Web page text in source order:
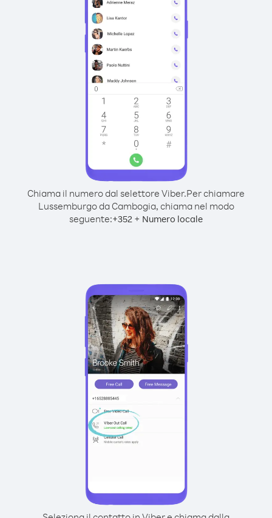
Chiama il numero dal selettore Viber.Per chiamare
Lussemburgo da Cambogia, chiama nel modo
seguente:+352 + Numero locale